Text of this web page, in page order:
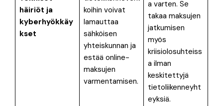
häiriöt ja
kyberhyökkäy
kset
koihin voivat
lamauttaa
sähköisen
yhteiskunnan ja
estää online-
maksujen
varmentamisen.
a varten. Se
takaa maksujen
jatkumisen
myös
kriisiolosuhteiss
a ilman
keskitettyjä
tietoliikenneyht
eyksiä.